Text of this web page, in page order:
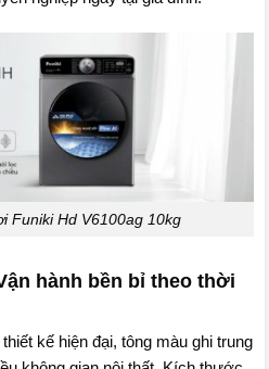
Funiki Hd V6100ag 10kg
hành bền bỉ theo thời
kế hiện đại, tông màu ghi trung